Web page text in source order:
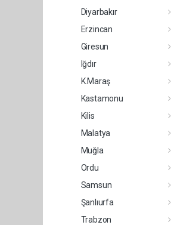
Diyarbakır
Erzincan
Giresun
Iğdır
K.Maraş
Kastamonu
Kilis
Malatya
Muğla
Ordu
Samsun
Şanlıurfa
Trabzon